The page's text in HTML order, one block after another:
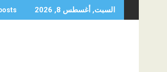
to
السبت, أغسطس 8, 2026